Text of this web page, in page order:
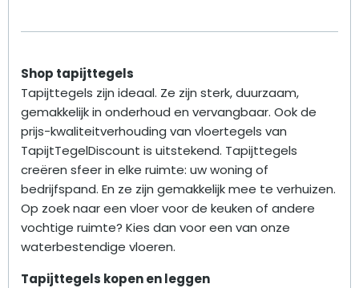
Shop tapijttegels
Tapijttegels zijn ideaal. Ze zijn sterk, duurzaam,
gemakkelijk in onderhoud en vervangbaar. Ook de
prijs-kwaliteitverhouding van vloertegels van
TapijtTegelDiscount is uitstekend. Tapijttegels
creëren sfeer in elke ruimte: uw woning of
bedrijfspand. En ze zijn gemakkelijk mee te verhuizen.
Op zoek naar een vloer voor de keuken of andere
vochtige ruimte? Kies dan voor een van onze
waterbestendige vloeren.
Tapijttegels kopen en leggen